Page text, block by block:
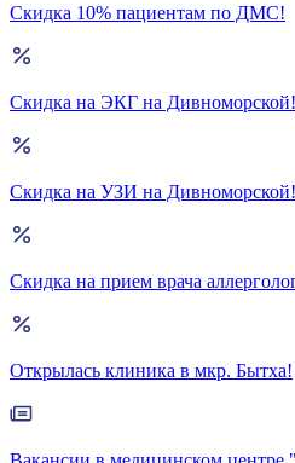
Скидка 10% пациентам по ДМС!
Скидка на ЭКГ на Дивноморской!
Скидка на УЗИ на Дивноморской!
Скидка на прием врача
Открылась клиника в мкр. Бытха!